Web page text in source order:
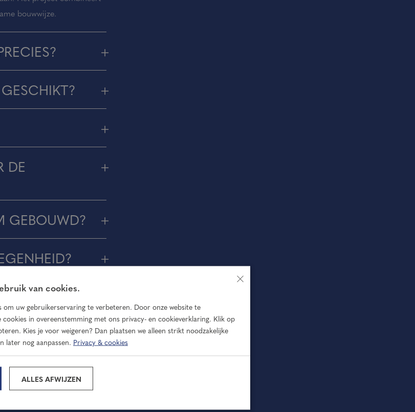
bouwwijze.
DE
GEBOUWD?
EEN
DE
×
van cookies.
om uw gebruikerservaring te verbeteren. Door onze website te
in overeenstemming met ons privacy- en cookieverklaring. Klik op
Kies je voor weigeren? Dan plaatsen we alleen strikt noodzakelijke
later nog aanpassen. Privacy & cookies
ALLES AFWIJZEN